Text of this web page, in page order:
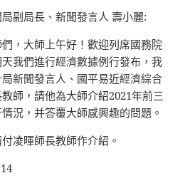
副局長、新聞發言人 壽小麗:
，大師上午好！歡迎列席國務院
我們進行經濟數據例行發布，我
新聞發言人、國平易近經濟綜合
師，請他為大師介紹2021年前三
況，并答覆大師感興趣的問題。
凌暉師長教師作介紹。